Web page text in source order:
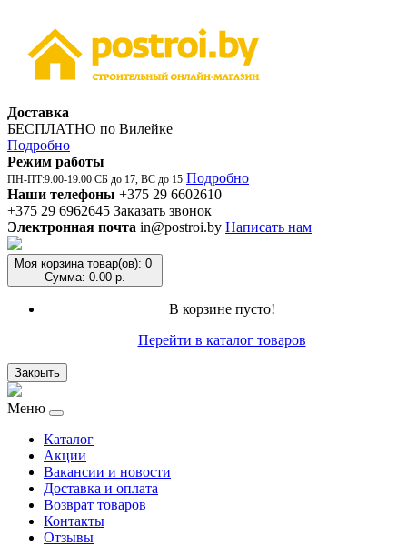
Доставка
БЕСПЛАТНО по Вилейке
Подробно
Режим работы
ПН-ПТ:9.00-19.00 СБ до 17, ВС до 15 Подробно
Наши телефоны +375 29 6602610
+375 29 6962645 Заказать звонок
Электронная почта in@postroi.by Написать нам
Моя корзина товар(ов): 0
Сумма: 0.00 р.
В корзине пусто!
Перейти в каталог товаров
Закрыть
Меню
Каталог
Акции
Вакансии и новости
Доставка и оплата
Возврат товаров
Контакты
Отзывы